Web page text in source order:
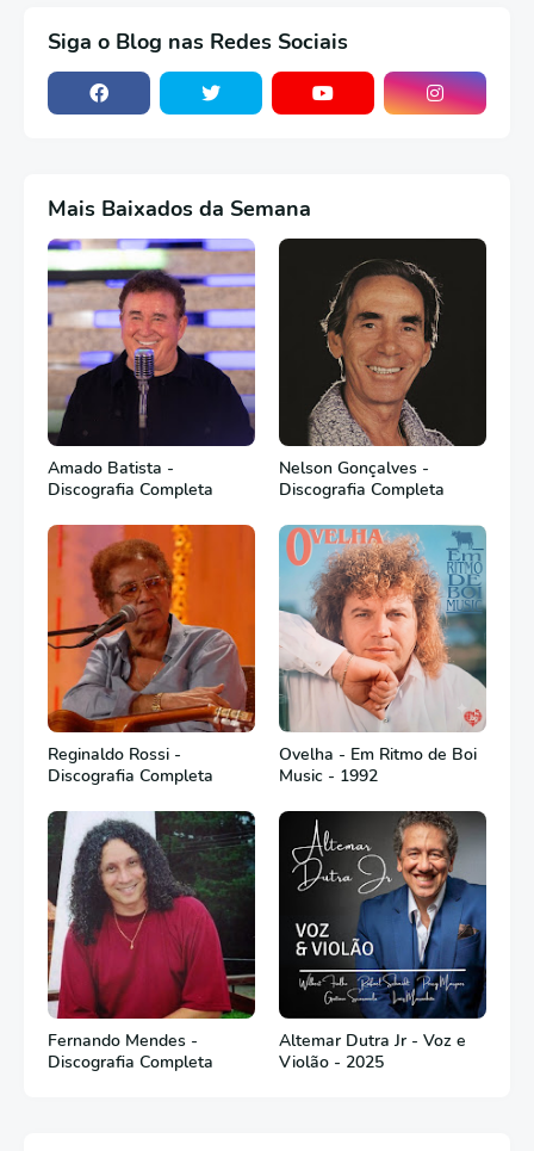
Siga o Blog nas Redes Sociais
Mais Baixados da Semana
Amado Batista -
Discografia Completa
Nelson Gonçalves -
Discografia Completa
Reginaldo Rossi -
Discografia Completa
Ovelha - Em Ritmo de Boi
Music - 1992
Fernando Mendes -
Discografia Completa
Altemar Dutra Jr - Voz e
Violão - 2025